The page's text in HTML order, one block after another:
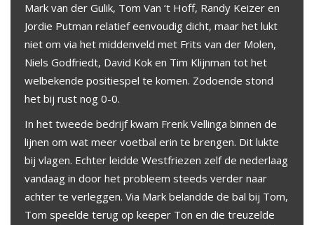
Mark van der Gulik, Tom Van ‘t Hoff, Randy Keizer en
Jordie Putman relatief eenvoudig dicht, maar het lukt
niet om via het middenveld met Frits van der Molen,
Niels Godfriedt, David Kok en Tim Klijnman tot het
welbekende positiespel te komen. Zodoende stond
het bij rust nog 0-0.
In het tweede bedrijf kwam Frenk Vellinga binnen de
lijnen om wat meer voetbal erin te brengen. Dit lukte
bij vlagen. Echter leidde Westfriezen zelf de nederlaag
vandaag in door het probleem steeds verder naar
achter te verleggen. Via Mark belandde de bal bij Tom,
Tom speelde terug op keeper Ton en die treuzelde